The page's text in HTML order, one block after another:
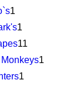
1
1
11
1
1